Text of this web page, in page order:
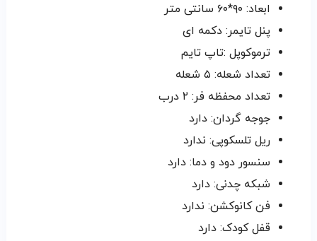
ابعاد: ۹۰*۶۰ سانتی متر
پنل تایمر: دکمه ای
ترموکوپل :تاپ تایم
تعداد شعله: ۵ شعله
تعداد محفظه فر: ۲ درب
جوجه گردان: دارد
ریل تلسکوپی: ندارد
سنسور دود و دما: دارد
شبکه چدنی: دارد
فن کانوکشن: ندارد
قفل کودک: دارد